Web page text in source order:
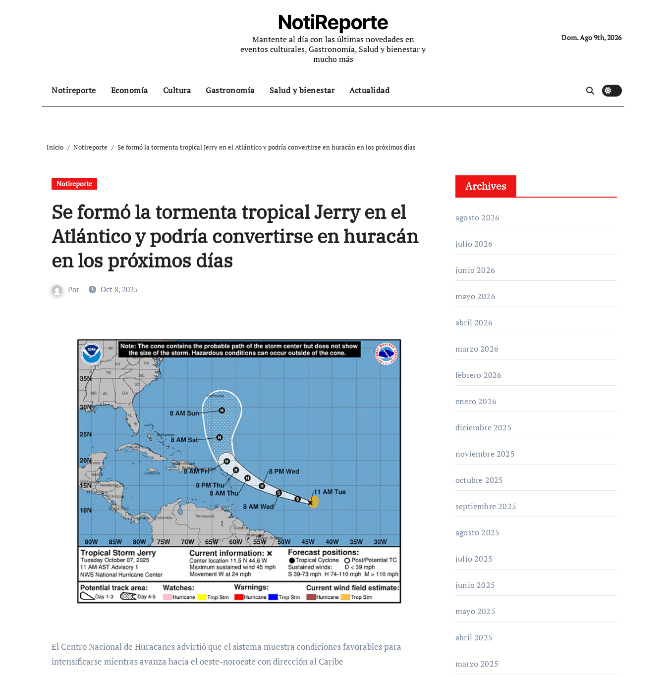
NotiReporte
Mantente al día con las últimas novedades en
eventos culturales, Gastronomía, Salud y bienestar y
mucho más
Dom. Ago 9th, 2026
Notireporte Economía Cultura Gastronomía Salud y bienestar Actualidad
Inicio Notireporte Se formó la tormenta tropical Jerry en el Atlántico y podría convertirse en huracán en los próximos días
Notireporte
Se formó la tormenta tropical Jerry en el
Atlántico y podría convertirse en huracán
en los próximos días
Por Oct 8, 2025
El Centro Nacional de Huracanes advirtió que el sistema muestra condiciones favorables para
intensificarse mientras avanza hacia el oeste-noroeste con dirección al Caribe
Archives
agosto 2026
julio 2026
junio 2026
mayo 2026
abril 2026
marzo 2026
febrero 2026
enero 2026
diciembre 2025
noviembre 2025
octubre 2025
septiembre 2025
agosto 2025
julio 2025
junio 2025
mayo 2025
abril 2025
marzo 2025